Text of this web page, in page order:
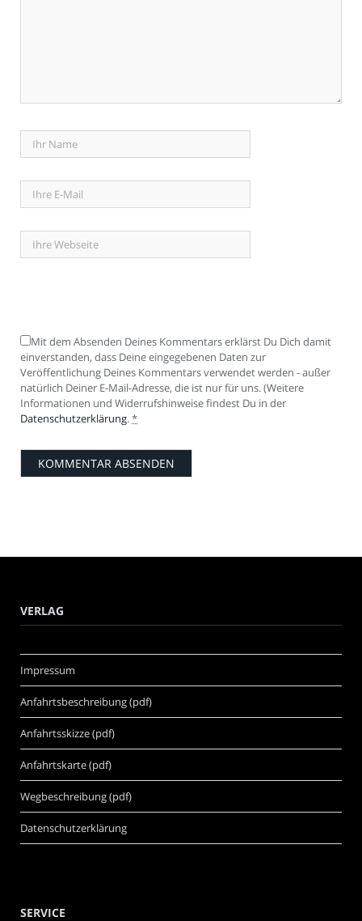
Mit dem Absenden Deines Kommentars erklärst Du Dich damit
einverstanden, dass Deine eingegebenen Daten zur
Veröffentlichung Deines Kommentars verwendet werden - außer
natürlich Deiner E-Mail-Adresse, die ist nur für uns. (Weitere
Informationen und Widerrufshinweise findest Du in der
Datenschutzerklärung.*
VERLAG
Impressum
Anfahrtsbeschreibung (pdf)
Anfahrtsskizze (pdf)
Anfahrtskarte (pdf)
Wegbeschreibung (pdf)
Datenschutzerklärung
SERVICE